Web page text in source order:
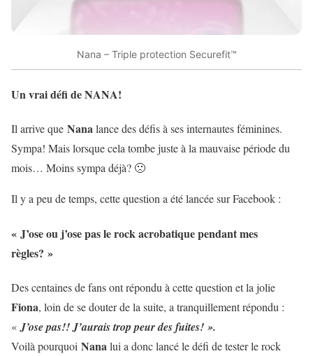
Nana – Triple protection Securefit™
Un vrai défi de NANA!
Il arrive que Nanalance des défis à ses internautes féminines.
Sympa! Mais lorsque cela tombe juste à la mauvaise période du
mois… Moins sympa déjà? 🙁
Il y a peu de temps, cette question a été lancée sur Facebook :
« J’ose ou j’ose pas le rock acrobatique pendant mes
règles? »
Des centaines de fans ont répondu à cette question et la jolie
Fiona, loin de se douter de la suite, a tranquillement répondu :
« J’ose pas!! J’aurais trop peur des fuites! ».
Voilà pourquoi Nanalui a donc lancé le défi de tester le rock